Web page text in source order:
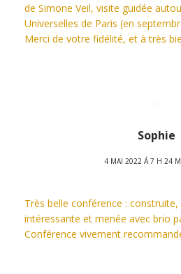
de Simone Veil, visite guidée
Universelles de Paris (en
Merci de votre fidélité, et à très
Sophie
4 MAI 2022 Á 7 H 24
Très belle conférence :
intéressante et menée avec brio
Conférence vivement